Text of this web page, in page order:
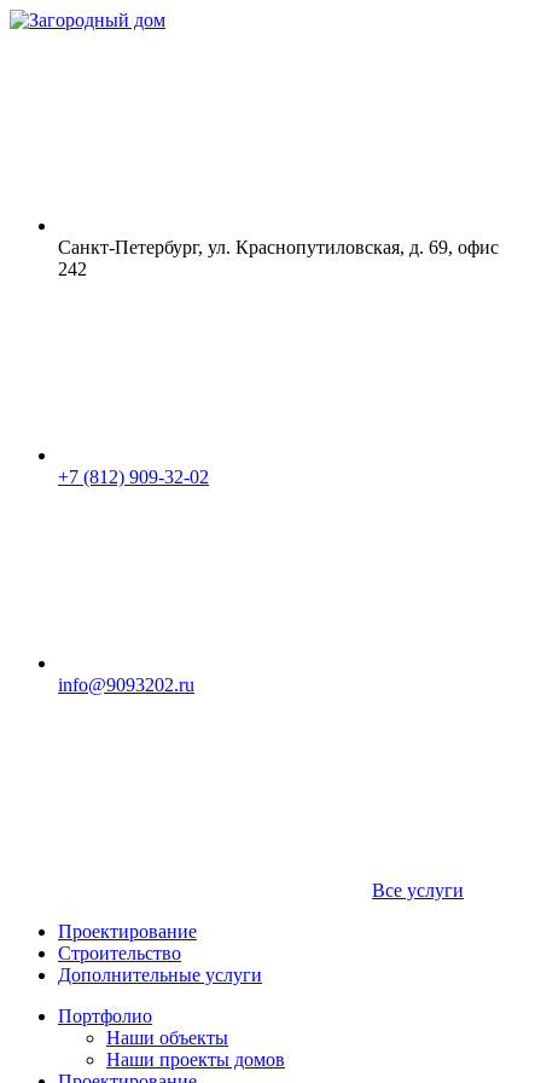
Санкт-Петербург, ул. Краснопутиловская, д. 69, офис
242
+7 (812) 909-32-02
info@9093202.ru
Все услуги
Проектирование
Строительство
Дополнительные услуги
Портфолио
Наши объекты
Наши проекты домов